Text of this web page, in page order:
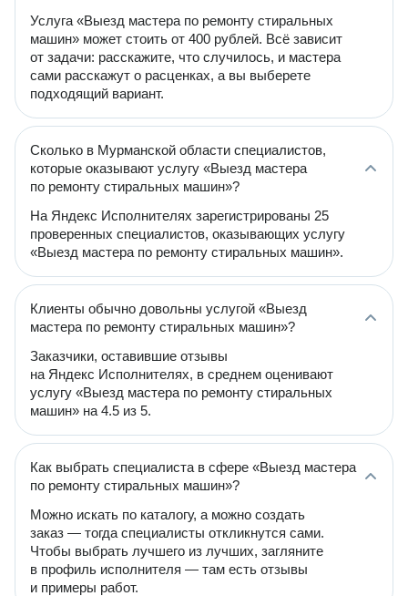
Услуга «Выезд мастера по ремонту стиральных
машин» может стоить от 400 рублей. Всё зависит
от задачи: расскажите, что случилось, и мастера
сами расскажут о расценках, а вы выберете
подходящий вариант.
Сколько в Мурманской области специалистов,
которые оказывают услугу «Выезд мастера
по ремонту стиральных машин»?
На Яндекс Исполнителях зарегистрированы 25
проверенных специалистов, оказывающих услугу
«Выезд мастера по ремонту стиральных машин».
Клиенты обычно довольны услугой «Выезд
мастера по ремонту стиральных машин»?
Заказчики, оставившие отзывы
на Яндекс Исполнителях, в среднем оценивают
услугу «Выезд мастера по ремонту стиральных
машин» на 4.5 из 5.
Как выбрать специалиста в сфере «Выезд мастера
по ремонту стиральных машин»?
Можно искать по каталогу, а можно создать
заказ — тогда специалисты откликнутся сами.
Чтобы выбрать лучшего из лучших, загляните
в профиль исполнителя — там есть отзывы
и примеры работ.